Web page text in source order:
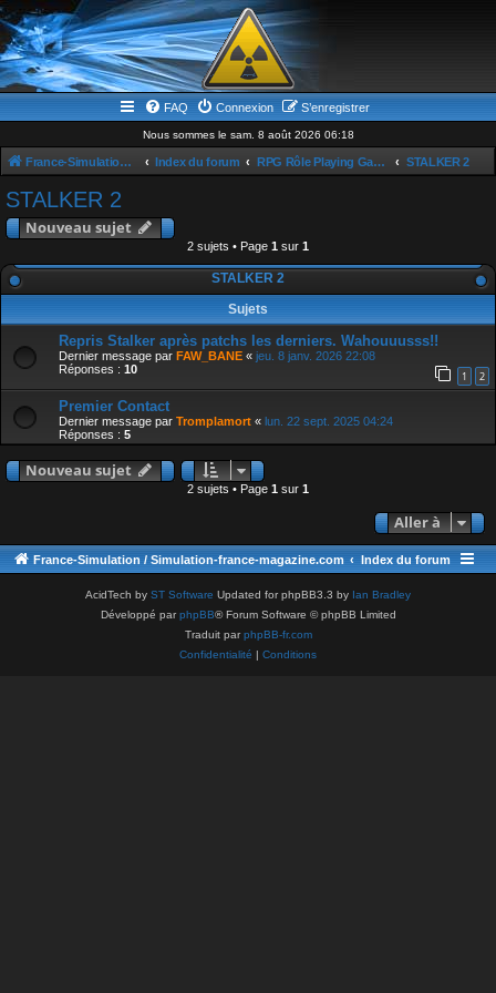
FAQ Connexion S’enregistrer
Nous sommes le sam. 8 août 2026 06:18
France-Simulation / Simulation-france-magazine.com Index du forum RPG Rôle Playing Game STALKER 2
STALKER 2
Nouveau sujet
2 sujets • Page 1 sur 1
STALKER 2
Sujets
Repris Stalker après patchs les derniers. Wahouuusss!!
Dernier message par FAW_BANE « jeu. 8 janv. 2026 22:08
Réponses : 10 1 2
Premier Contact
Dernier message par Tromplamort « lun. 22 sept. 2025 04:24
Réponses : 5
Nouveau sujet
2 sujets • Page 1 sur 1
Aller à
France-Simulation / Simulation-france-magazine.com Index du forum
AcidTech by ST Software Updated for phpBB3.3 by Ian Bradley
Développé parphpBB® Forum Software © phpBB Limited
Traduit parphpBB-fr.com
Confidentialité | Conditions